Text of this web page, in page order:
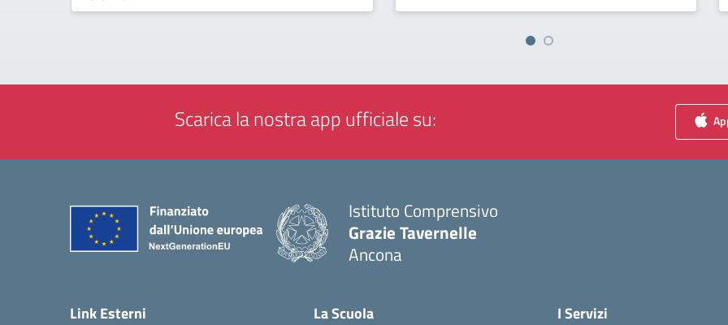
Scarica la nostra app ufficiale su:
Istituto Comprensivo
Grazie Tavernelle
Ancona
Link Esterni La Scuola I Servizi